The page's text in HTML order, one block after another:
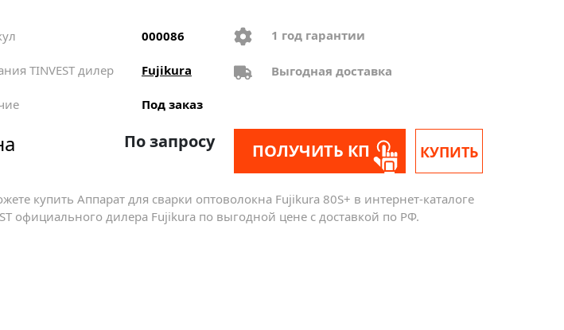
000086
TINVEST дилер Fujikura
Под заказ
1 год гарантии
Выгодная доставка
По запросу ПОЛУЧИТЬ КП КУПИТЬ
купить Аппарат для сварки оптоволокна Fujikura 80S+ в интернет-каталоге
официального дилера Fujikura по выгодной цене с доставкой по РФ.